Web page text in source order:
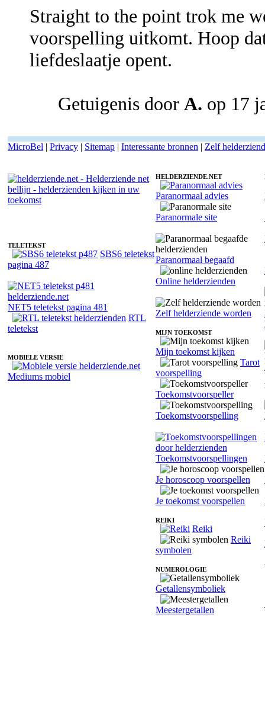
Straight to the point trok me
voorspelling uitkomt. Hoop
liefdeslaatje opent.
Getuigenis door A. op 17
MicroBel | Privacy | Sitemap | Interessante bronnen | Zelf
TELETEKST
SBS6 teletekst
pagina 487
NET5 teletekst pagina 481
RTL
teletekst
MOBIELE VERSIE
Mediums mobiel
HELDERZIENDE.NET
Paranormaal advies
Paranormale site
Paranormaal begaafd
Online helderzienden
Zelf helderziende worden
MIJN TOEKOMST
Mijn toekomst kijken
Tarot
voorspelling
Toekomstvoorspeller
Toekomstvoorspelling
Toekomstvoorspellingen
Je horoscoop voorspellen
Je toekomst voorspellen
REIKI
Reiki
Reiki
symbolen
NUMEROLOGIE
Getallensymboliek
Meestergetallen